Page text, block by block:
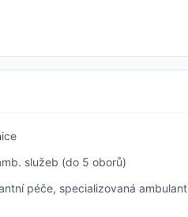
služeb (do 5 oborů)
péče, specializovaná